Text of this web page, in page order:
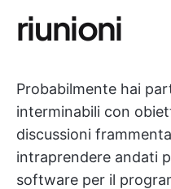
riunioni
Probabilmente hai
interminabili con
discussioni
intraprendere andati
software per il